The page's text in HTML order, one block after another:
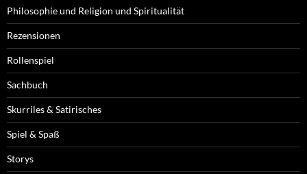
Philosophie und Religion und Spiritualität
Rezensionen
Rollenspiel
Sachbuch
Skurriles & Satirisches
Spiel & Spaß
Storys